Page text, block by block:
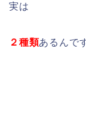
実は
２種類あるんで